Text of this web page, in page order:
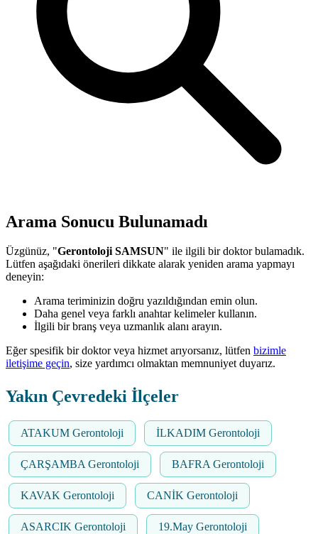
Arama Sonucu Bulunamadı
Üzgünüz, "Gerontoloji SAMSUN" ile ilgili bir doktor bulamadık.
Lütfen aşağıdaki önerileri dikkate alarak yeniden arama yapmayı
deneyin:
Arama teriminizin doğru yazıldığından emin olun.
Daha genel veya farklı anahtar kelimeler kullanın.
İlgili bir branş veya uzmanlık alanı arayın.
Eğer spesifik bir doktor veya hizmet arıyorsanız, lütfen bizimle
iletişime geçin, size yardımcı olmaktan memnuniyet duyarız.
Yakın Çevredeki İlçeler
ATAKUM Gerontoloji İLKADIM Gerontoloji
ÇARŞAMBA Gerontoloji BAFRA Gerontoloji
KAVAK Gerontoloji CANİK Gerontoloji
ASARCIK Gerontoloji 19.May Gerontoloji